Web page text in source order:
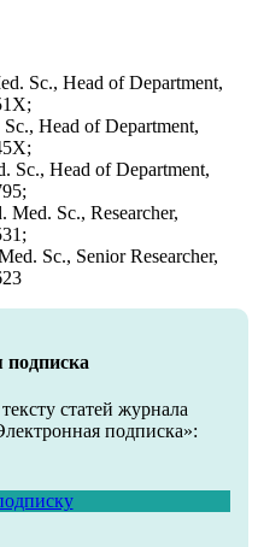
Sc., Head of Department,
Head of Department,
Sc., Head of Department,
Sc., Researcher,
Sc., Senior Researcher,
подписка
статей журнала
подписка»: